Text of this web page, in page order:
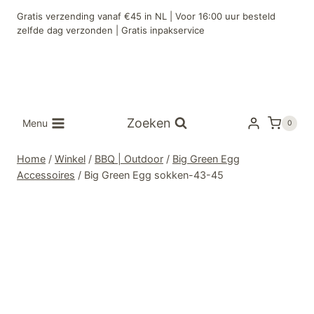
naar
Gratis verzending vanaf €45 in NL | Voor 16:00 uur besteld
zelfde dag verzonden | Gratis inpakservice
Menu Zoeken 0
Home / Winkel / BBQ | Outdoor / Big Green Egg
Accessoires / Big Green Egg sokken-43-45